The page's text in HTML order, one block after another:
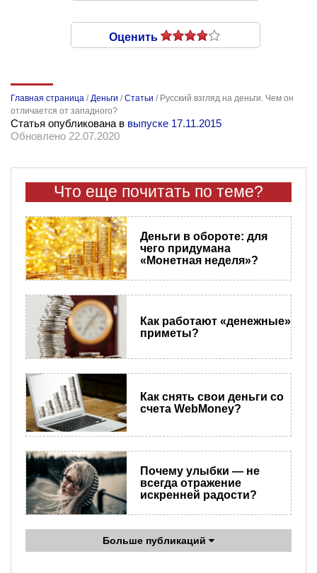
Оценить
Главная страница /Деньги /Статьи / Русский взгляд на деньги. Чем он
отличается от западного?
Статья опубликована в выпуске 17.11.2015
Обновлено 22.07.2020
Что еще почитать по теме?
Деньги в обороте: для
чего придумана
«Монетная неделя»?
Как работают «денежные»
приметы?
Как снять свои деньги со
счета WebMoney?
Почему улыбки — не
всегда отражение
искренней радости?
Больше публикаций